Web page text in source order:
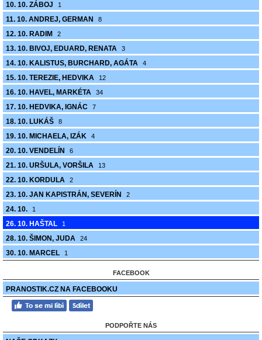
10. 10. ZÁBOJ 1
11. 10. ANDREJ, GERMAN 8
12. 10. RADIM 2
13. 10. BIVOJ, EDUARD, RENATA 3
14. 10. KALISTUS, BURCHARD, AGÁTA 4
15. 10. TEREZIE, HEDVIKA 12
16. 10. HAVEL, MARKÉTA 34
17. 10. HEDVIKA, IGNÁC 7
18. 10. LUKÁŠ 8
19. 10. MICHAELA, IZÁK 4
20. 10. VENDELÍN 6
21. 10. URŠULA, VORŠILA 13
22. 10. KORDULA 2
23. 10. JAN KAPISTRÁN, SEVERÍN 2
24. 10. 1
26. 10. HAŠTAL 1
28. 10. ŠIMON, JUDA 24
30. 10. MARCEL 1
FACEBOOK
PRANOSTIK.CZ NA FACEBOOKU
PODPOŘTE NÁS